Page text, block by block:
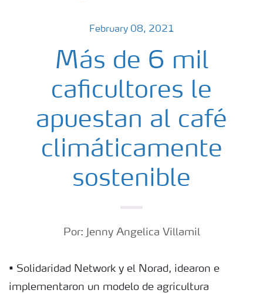
February 08, 2021
Más de 6 mil
caficultores le
apuestan al café
climáticamente
sostenible
Por: Jenny Angelica Villamil
• Solidaridad Network y el Norad, idearon e
implementaron un modelo de agricultura